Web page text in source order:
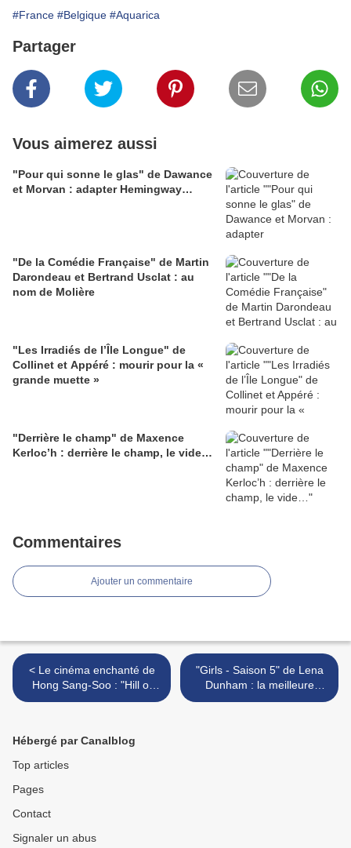
#France #Belgique #Aquarica
Partager
Vous aimerez aussi
"Pour qui sonne le glas" de Dawance
et Morvan : adapter Hemingway…
"De la Comédie Française" de Martin
Darondeau et Bertrand Usclat : au
nom de Molière
"Les Irradiés de l’Île Longue" de
Collinet et Appéré : mourir pour la «
grande muette »
"Derrière le champ" de Maxence
Kerloc’h : derrière le champ, le vide…
Commentaires
Ajouter un commentaire
< Le cinéma enchanté de
Hong Sang-Soo : "Hill of
Freedom" (2015)
"Girls - Saison 5" de Lena
Dunham : la meilleure
saison ? >
Hébergé par Canalblog
Top articles
Pages
Contact
Signaler un abus